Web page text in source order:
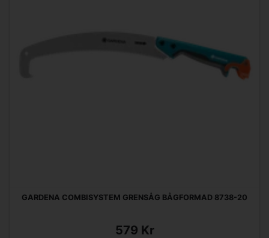
GARDENA COMBISYSTEM GRENSÅG BÅGFORMAD 8738-20
579 Kr